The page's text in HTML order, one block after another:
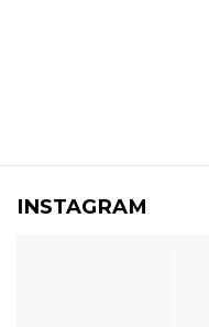
INSTAGRAM